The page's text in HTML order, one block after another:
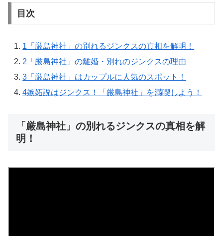
目次
1 「厳島神社」の別れるジンクスの真相を解明！
2 「厳島神社」の離婚・別れのジンクスの理由
3 「厳島神社」はカップルに人気のスポット！
4嫉妬説はジンクス！「厳島神社」を満喫しよう！
「厳島神社」の別れるジンクスの真相を解
明！